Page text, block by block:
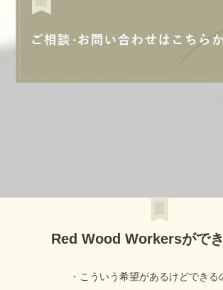
Red Wood Workersがで
・こういう希望があるけどできる